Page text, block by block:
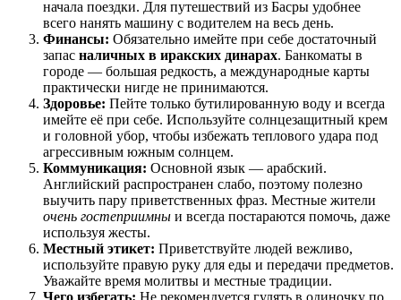
начала поездки. Для путешествий из Басры удобнее
всего нанять машину с водителем на весь день.
Финансы: Обязательно имейте при себе достаточный
запас наличных в иракских динарах. Банкоматы в
городе — большая редкость, а международные карты
практически нигде не принимаются.
Здоровье: Пейте только бутилированную воду и всегда
имейте её при себе. Используйте солнцезащитный крем
и головной убор, чтобы избежать теплового удара под
агрессивным южным солнцем.
Коммуникация: Основной язык — арабский.
Английский распространен слабо, поэтому полезно
выучить пару приветственных фраз. Местные жители
очень гостеприимны и всегда постараются помочь, даже
используя жесты.
Местный этикет: Приветствуйте людей вежливо,
используйте правую руку для еды и передачи предметов.
Уважайте время молитвы и местные традиции.
Чего избегать: Не рекомендуется гулять в одиночку по